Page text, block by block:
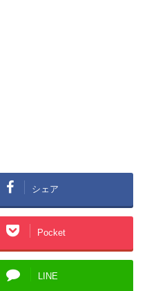
シェア
Pocket
LINE